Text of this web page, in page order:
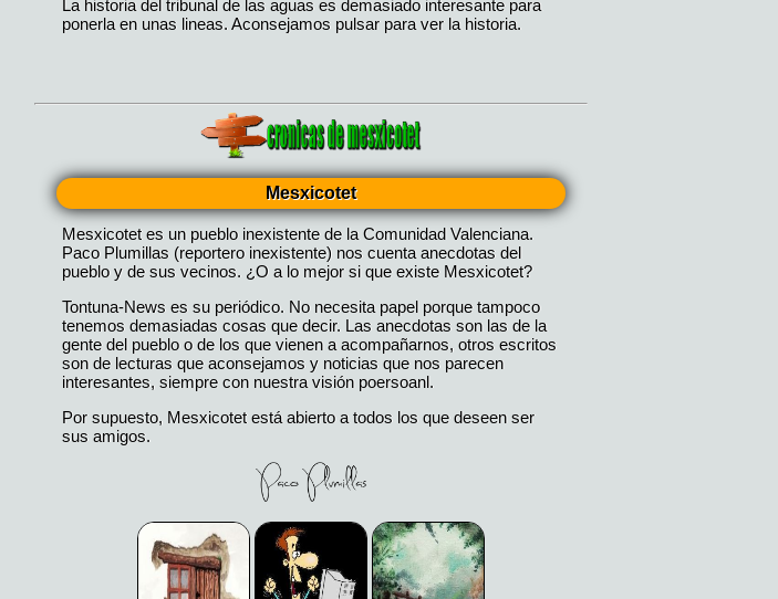
Mesxicotet
Mesxicotet es un pueblo inexistente de la Comunidad Valenciana.
Paco Plumillas (reportero inexistente) nos cuenta anecdotas del
pueblo y de sus vecinos. ¿O a lo mejor si que existe Mesxicotet?
Tontuna-News es su periódico. No necesita papel porque tampoco
tenemos demasiadas cosas que decir. Las anecdotas son las de la
gente del pueblo o de los que vienen a acompañarnos, otros escritos
son de lecturas que aconsejamos y noticias que nos parecen
interesantes, siempre con nuestra visión poersoanl.
Por supuesto, Mesxicotet está abierto a todos los que deseen ser
sus amigos.